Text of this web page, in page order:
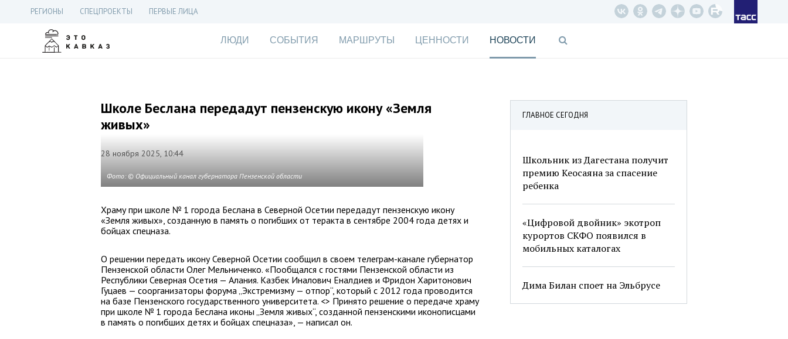
РЕГИОНЫ СПЕЦПРОЕКТЫ ПЕРВЫЕ ЛИЦА
ЛЮДИ СОБЫТИЯ МАРШРУТЫ ЦЕННОСТИ НОВОСТИ
ГЛАВНОЕ СЕГОДНЯ
Школьник из Дагестана получит
премию Кеосаяна за спасение
ребенка
«Цифровой двойник» экотроп
курортов СКФО появился в
мобильных каталогах
Дима Билан споет на Эльбрусе
Школе Беслана передадут пензенскую икону «Земля
живых»
28 ноября 2025, 10:44
Фото: © Официальный канал губернатора Пензенской области
Храму при школе № 1 города Беслана в Северной Осетии передадут пензенскую икону
«Земля живых», созданную в память о погибших от теракта в сентябре 2004 года детях и
бойцах спецназа.
О решении передать икону Северной Осетии сообщил в своем телеграм-канале губернатор
Пензенской области Олег Мельниченко. «Пообщался с гостями Пензенской области из
Республики Северная Осетия — Алания. Казбек Иналович Еналдиев и Фридон Харитонович
Гуцаев — соорганизаторы форума „Экстремизму — отпор“, который с 2012 года проводится
на базе Пензенского государственного университета. <> Принято решение о передаче храму
при школе № 1 города Беслана иконы „Земля живых“, созданной пензенскими иконописцами
в память о погибших детях и бойцах спецназа», — написал он.